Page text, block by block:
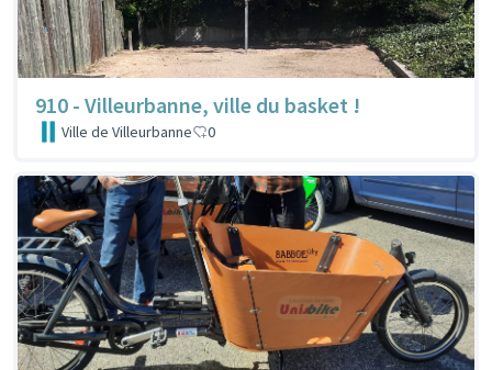
910 - Villeurbanne, ville du basket !
Ville de Villeurbanne 0